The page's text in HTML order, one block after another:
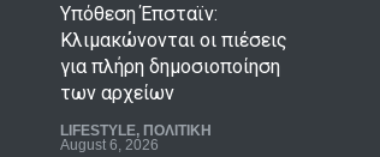
Υπόθεση Έπσταϊν:
Κλιμακώνονται οι πιέσεις
για πλήρη δημοσιοποίηση
των αρχείων
LIFESTYLE, ΠΟΛΙΤΙΚΗ
August 6, 2026